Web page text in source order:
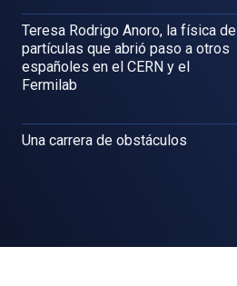
Teresa Rodrigo Anoro, la física de
partículas que abrió paso a otros
españoles en el CERN y el
Fermilab
Una carrera de obstáculos